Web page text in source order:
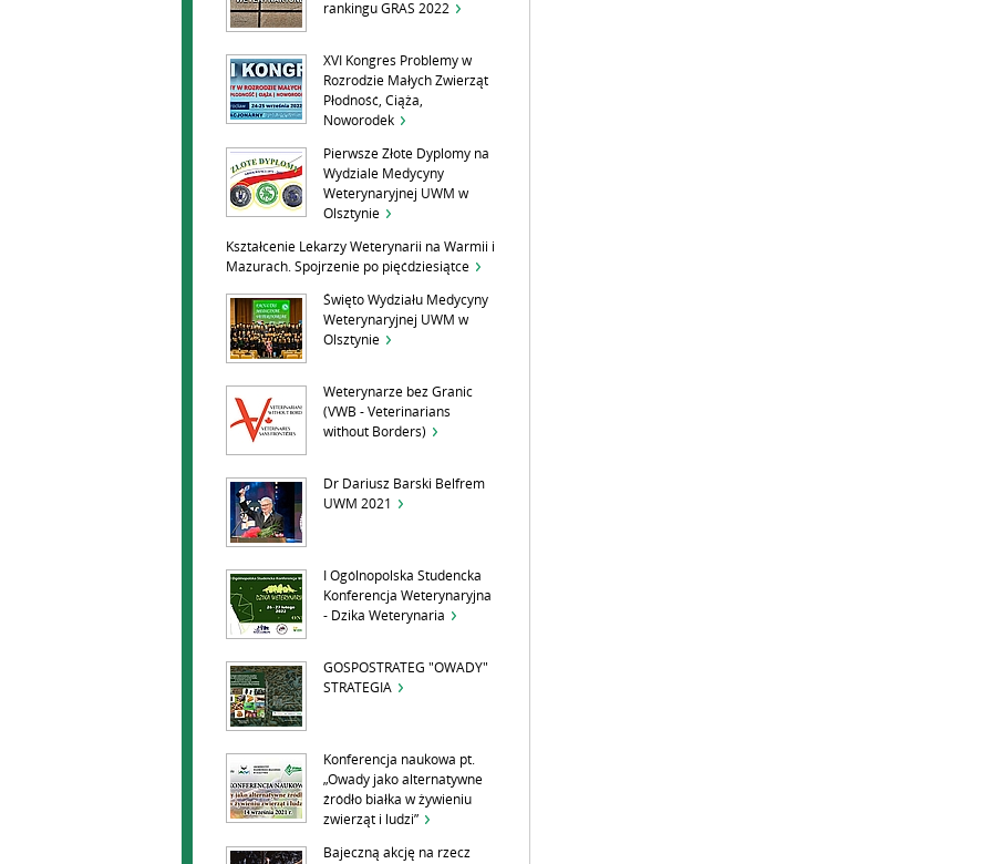
rankingu GRAS 2022
XVI Kongres Problemy w
Rozrodzie Małych Zwierząt
Płodność, Ciąża,
Noworodek
Pierwsze Złote Dyplomy na
Wydziale Medycyny
Weterynaryjnej UWM w
Olsztynie
Kształcenie Lekarzy Weterynarii na Warmii i
Mazurach. Spojrzenie po pięćdziesiątce
Święto Wydziału Medycyny
Weterynaryjnej UWM w
Olsztynie
Weterynarze bez Granic
(VWB - Veterinarians
without Borders)
Dr Dariusz Barski Belfrem
UWM 2021
I Ogólnopolska Studencka
Konferencja Weterynaryjna
- Dzika Weterynaria
GOSPOSTRATEG "OWADY"
STRATEGIA
Konferencja naukowa pt.
„Owady jako alternatywne
źródło białka w żywieniu
zwierząt i ludzi”
Bajeczną akcję na rzecz